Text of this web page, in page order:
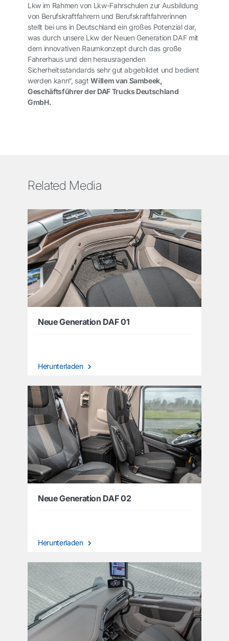
Lkw im Rahmen von Lkw-Fahrschulen zur Ausbildung
von Berufskraftfahrern und Berufskraftfahrerinnen
stellt bei uns in Deutschland ein großes Potenzial dar,
was durch unsere Lkw der Neuen Generation DAF mit
dem innovativen Raumkonzept durch das große
Fahrerhaus und den herausragenden
Sicherheitsstandards sehr gut abgebildet und bedient
werden kann“, sagtWillem van Sambeek,
Geschäftsführer der DAF Trucks Deutschland
GmbH.
Related Media
Neue Generation DAF 01
Herunterladen
Neue Generation DAF 02
Herunterladen